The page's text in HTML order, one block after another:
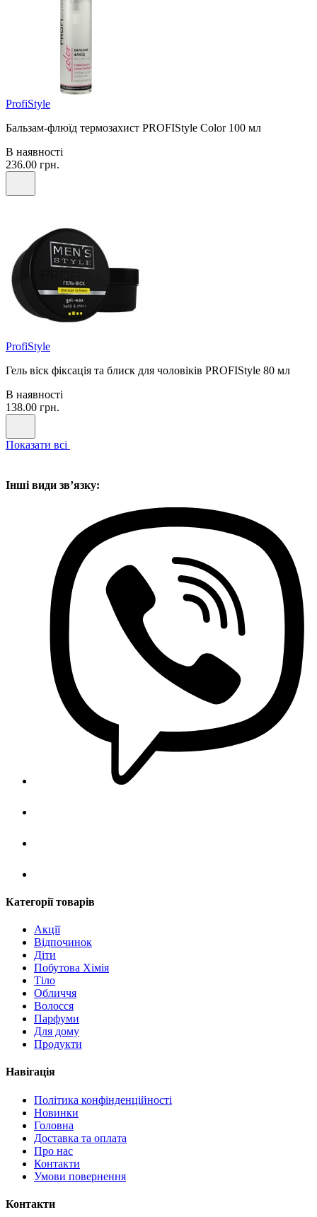
ProfiStyle
Бальзам-флюїд термозахист PROFIStyle Color 100 мл
В наявності
236.00 грн.
ProfiStyle
Гель віск фіксація та блиск для чоловіків PROFIStyle 80 мл
В наявності
138.00 грн.
Показати всі
Інші види звʼязку:
Категорії товарів
Акції
Відпочинок
Діти
Побутова Хімія
Тіло
Обличчя
Волосся
Парфуми
Для дому
Продукти
Навігація
Політика конфінденційності
Новинки
Головна
Доставка та оплата
Про нас
Контакти
Умови повернення
Контакти